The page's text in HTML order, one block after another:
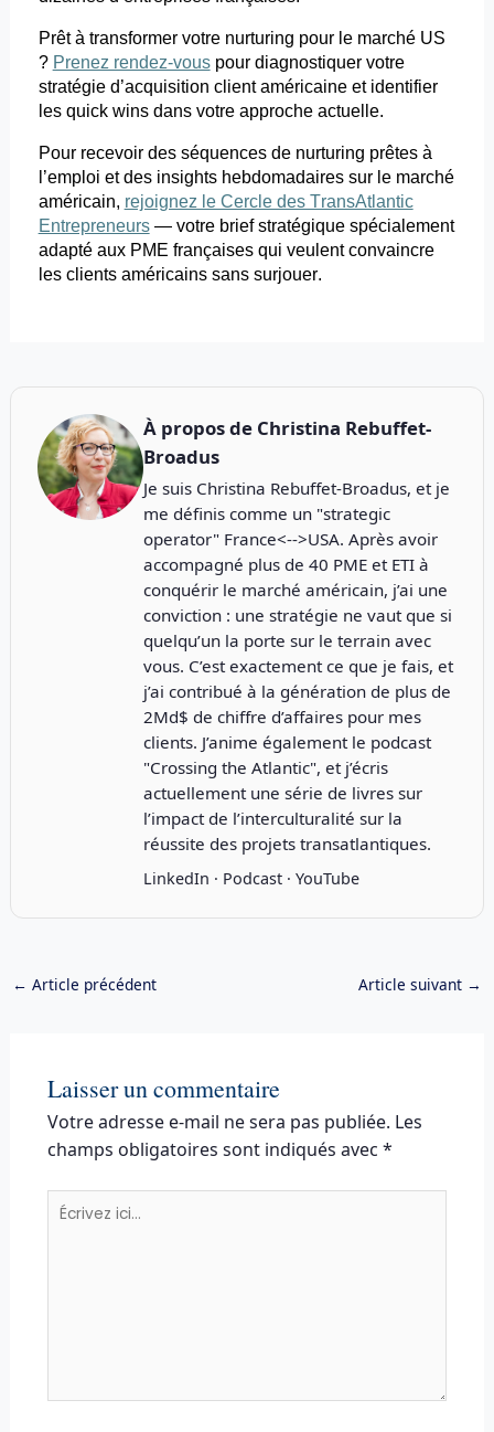
Prêt à transformer votre nurturing pour le marché US
? Prenez rendez-vous pourdiagnostiquer votre
stratégie d’acquisition client américaine et identifier
les quick winsdans votre approche actuelle.
Pour recevoir des séquences de nurturing prêtes à
l’emploi et des insights hebdomadaires sur le marché
américain, rejoignez le Cercle des TransAtlantic
Entrepreneurs— votre brief stratégique spécialement
adapté aux PME françaises qui veulent convaincre
les clients américains sans surjouer.
À propos de Christina Rebuffet-
Broadus
Je suis Christina Rebuffet-Broadus, et je
me définis comme un "strategic
operator" France<-->USA. Après avoir
accompagné plus de 40 PME et ETI à
conquérir le marché américain, j’ai une
conviction : une stratégie ne vaut que si
quelqu’un la porte sur le terrain avec
vous. C’est exactement ce que je fais, et
j’ai contribué à la génération de plus de
2Md$ de chiffre d’affaires pour mes
clients. J’anime également le podcast
"Crossing the Atlantic", et j’écris
actuellement une série de livres sur
l’impact de l’interculturalité sur la
réussite des projets transatlantiques.
LinkedIn · Podcast· YouTube
← Article précédent Article suivant →
Laisser un commentaire
Votre adresse e-mail ne sera pas publiée. Les
champs obligatoires sont indiqués avec *
Écrivez